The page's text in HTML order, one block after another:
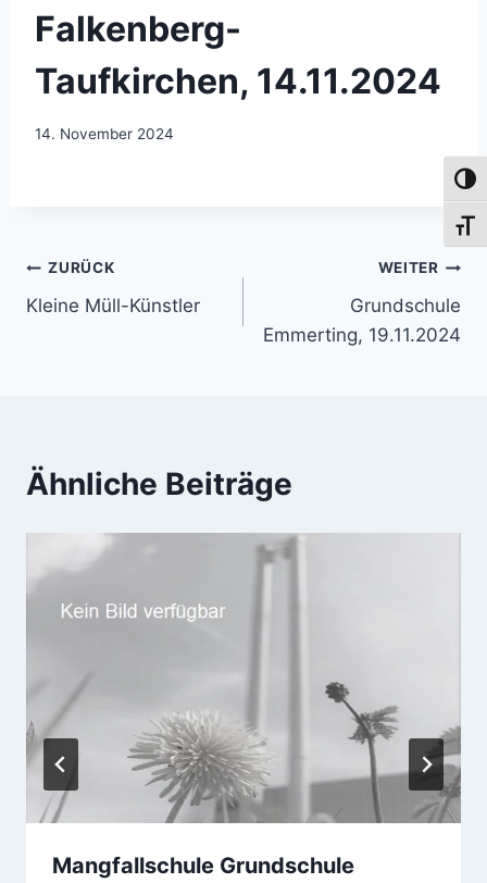
Falkenberg-
Taufkirchen, 14.11.2024
14. November 2024
Beitragsnavigation
ZURÜCK
Kleine Müll-Künstler
WEITER
Grundschule
Emmerting, 19.11.2024
Ähnliche Beiträge
Mangfallschule Grundschule